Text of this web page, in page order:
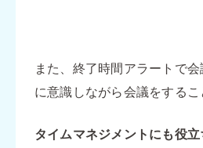
また、終了時間アラートで
に意識しながら会議をするこ
タイムマネジメントにも役